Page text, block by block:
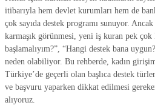
itibarıyla hem devlet kurumları hem de
çok sayıda destek programı sunuyor.
karmaşık görünmesi, yeni iş kuran pek çok
başlamalıyım?”, “Hangi destek bana
neden olabiliyor. Bu rehberde, kadın
Türkiye’de geçerli olan başlıca destek
ve başvuru yaparken dikkat edilmesi
alıyoruz.